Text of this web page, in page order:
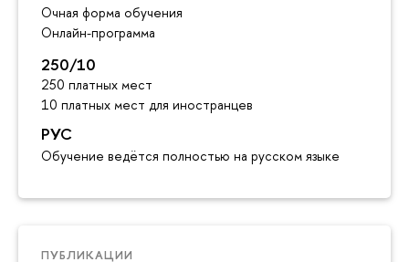
Очная форма обучения
Онлайн-программа
250/10
250 платных мест
10 платных мест для иностранцев
РУС
Обучение ведётся полностью на русском языке
ПУБЛИКАЦИИ